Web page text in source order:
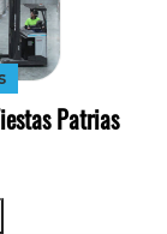
Patrias